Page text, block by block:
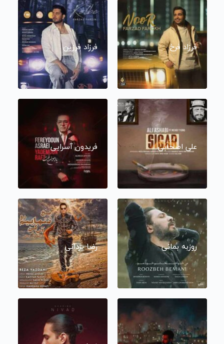
فرزاد فرخ فرزاد فرزین
علی اصحابی فریدون آسرایی
روزبه بمانی رضا یزدانی